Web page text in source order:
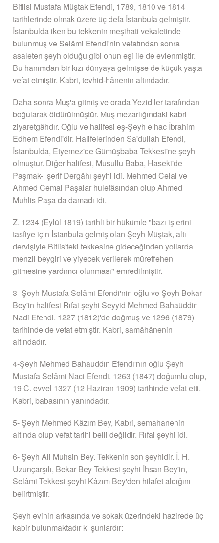
Bitlisi Mustafa Müştak Efendi, 1789, 1810 ve 1814
tarihlerinde olmak üzere üç defa İstanbula gelmiştir.
İstanbulda iken bu tekkenin meşihati vekaletinde
bulunmuş ve Selâmi Efendi'nin vefatından sonra
asaleten şeyh olduğu gibi onun eşi ile de evlenmiştir.
Bu hanımdan bir kızı dünyaya gelmişse de küçük yaşta
vefat etmiştir. Kabri, tevhid-hânenin altındadır.
Daha sonra Muş'a gitmiş ve orada Yezidiler tarafından
boğularak öldürülmüştür. Muş mezarlığındaki kabri
ziyaretgâhdır. Oğlu ve halifesi eş-Şeyh elhac İbrahim
Edhem Efendi'dir. Halifelerinden Sa'dullah Efendi,
İstanbulda, Etyemez'de Gümüşbaba Tekkesi'ne şeyh
olmuştur. Diğer halifesi, Musullu Baba, Haseki'de
Paşmak-ı şerif Dergâhı şeyhi idi. Mehmed Celal ve
Ahmed Cemal Paşalar hulefâsından olup Ahmed
Muhlis Paşa da damadı idi.
Z. 1234 (Eylül 1819) tarihli bir hükümle "bazı işlerini
tasfiye için İstanbula gelmiş olan Şeyh Müştak, altı
dervişiyle Bitlis'teki tekkesine gideceğinden yollarda
menzil beygiri ve yiyecek verilerek müreffehen
gitmesine yardımcı olunması" emredilmiştir.
3- Şeyh Mustafa Selâmi Efendi'nin oğlu ve Şeyh Bekar
Bey'in halifesi Rıfai şeyhi Seyyid Mehmed Bahaüddin
Nadi Efendi. 1227 (1812)'de doğmuş ve 1296 (1879)
tarihinde de vefat etmiştir. Kabri, samâhânenin
altındadır.
4-Şeyh Mehmed Bahaüddin Efendi'nin oğlu Şeyh
Mustafa Selâmi Naci Efendi. 1263 (1847) doğumlu olup,
19 C. evvel 1327 (12 Haziran 1909) tarihinde vefat etti.
Kabri, babasının yanındadır.
5- Şeyh Mehmed Kâzım Bey, Kabri, semahanenin
altında olup vefat tarihi belli değildir. Rıfai şeyhi idi.
6- Şeyh Ali Muhsin Bey. Tekkenin son şeyhidir. İ. H.
Uzunçarşılı, Bekar Bey Tekkesi şeyhi İhsan Bey'in,
Selâmi Tekkesi şeyhi Kâzım Bey'den hilafet aldığını
belirtmiştir.
Şeyh evinin arkasında ve sokak üzerindeki hazirede üç
kabir bulunmaktadır ki şunlardır: